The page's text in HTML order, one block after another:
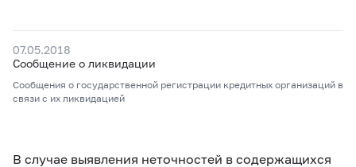
07.05.2018
Сообщение о ликвидации
Сообщения о государственной регистрации кредитных организаций в
связи с их ликвидацией
В случае выявления неточностей в содержащихся